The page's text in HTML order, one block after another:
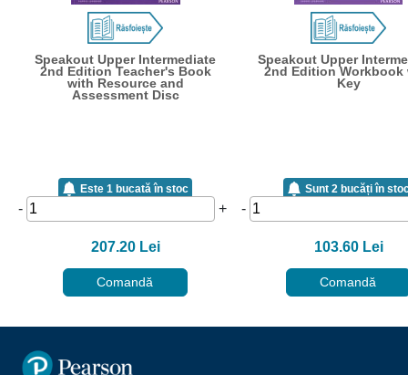
Speakout Upper Intermediate
2nd Edition Teacher's Book
with Resource and
Assessment Disc
Este 1 bucată în stoc
- +
207.20 Lei
Comandă
Speakout Upper
2nd Edition Workbook
Key
Sunt 2 bucăți în
-
103.60 Lei
Comandă